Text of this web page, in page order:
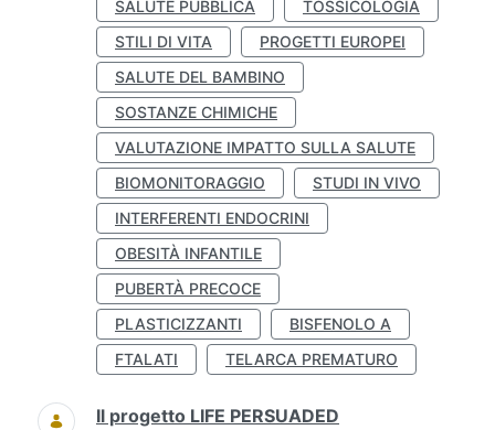
SALUTE PUBBLICA
TOSSICOLOGIA
STILI DI VITA
PROGETTI EUROPEI
SALUTE DEL BAMBINO
SOSTANZE CHIMICHE
VALUTAZIONE IMPATTO SULLA SALUTE
BIOMONITORAGGIO
STUDI IN VIVO
INTERFERENTI ENDOCRINI
OBESITÀ INFANTILE
PUBERTÀ PRECOCE
PLASTICIZZANTI
BISFENOLO A
FTALATI
TELARCA PREMATURO
Il progetto LIFE PERSUADED